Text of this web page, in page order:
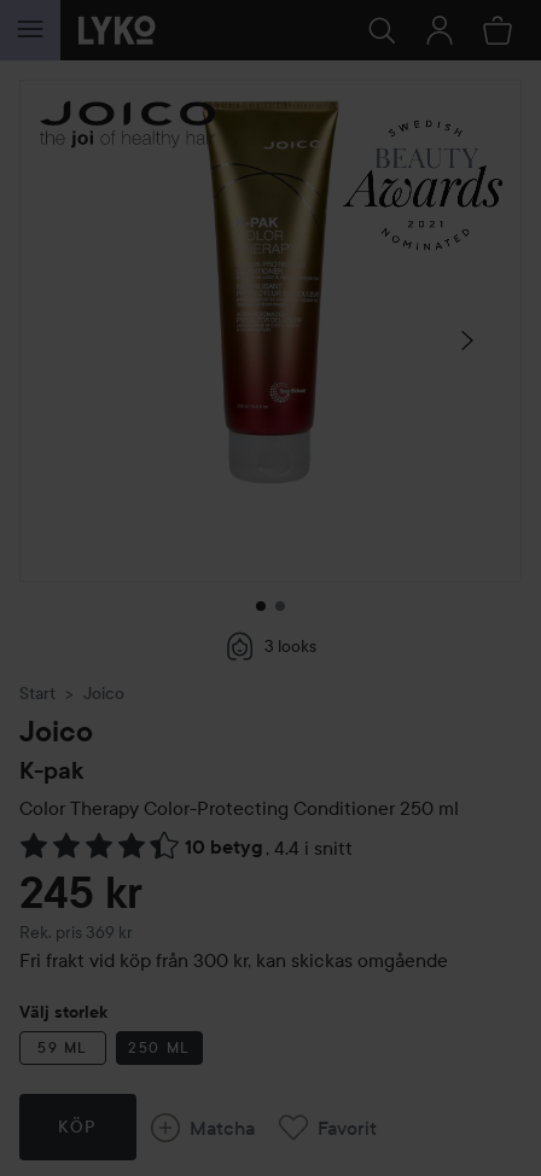
HOPPA TILL INNEHÅLLET
HOPPA ÖVER SEKTIONEN
3 looks
Start Joico
Joico
K-pak
Color Therapy Color-Protecting Conditioner 250 ml
10 betyg , 4.4 i snitt
Hoppa till Betyg & kommentarer
245 kr
Rek. pris 369 kr
Rekommenderat pris 369 kr
Fri frakt vid köp från 300 kr, kan skickas omgående
Välj storlek
59 ML 250 ML
KÖP Matcha Favorit